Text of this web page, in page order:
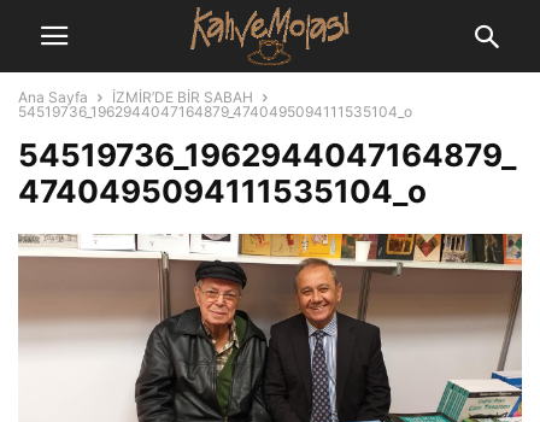
Ana Sayfa
İZMİR’DE BİR SABAH
54519736_1962944047164879_4740495094111535104_o
54519736_1962944047164879_
4740495094111535104_o